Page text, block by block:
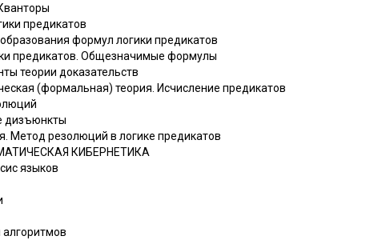
предикатов
формул логики предикатов
предикатов. Общезначимые формулы
теории доказательств
(формальная) теория. Исчисление предикатов
дизъюнкты
Метод резолюций в логике предикатов
КИБЕРНЕТИКА
языков
алгоритмов